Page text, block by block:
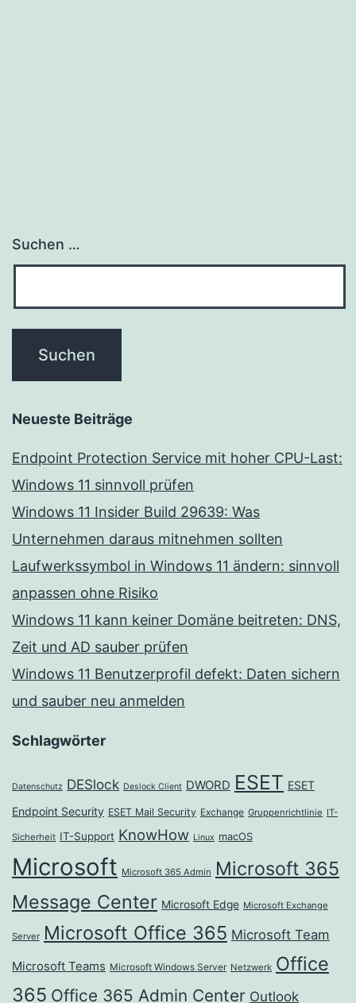
Suchen …
Neueste Beiträge
Endpoint Protection Service mit hoher CPU-Last:
Windows 11 sinnvoll prüfen
Windows 11 Insider Build 29639: Was
Unternehmen daraus mitnehmen sollten
Laufwerkssymbol in Windows 11 ändern: sinnvoll
anpassen ohne Risiko
Windows 11 kann keiner Domäne beitreten: DNS,
Zeit und AD sauber prüfen
Windows 11 Benutzerprofil defekt: Daten sichern
und sauber neu anmelden
Schlagwörter
Datenschutz DESlock Deslock Client DWORD ESET ESET
Endpoint Security ESET Mail Security Exchange Gruppenrichtlinie IT-
Sicherheit IT-Support KnowHow Linux macOS
Microsoft Microsoft 365 Admin Microsoft 365
Message Center Microsoft Edge Microsoft Exchange
Server Microsoft Office 365 Microsoft Team
Microsoft Teams Microsoft Windows Server Netzwerk Office
365 Office 365 Admin Center Outlook